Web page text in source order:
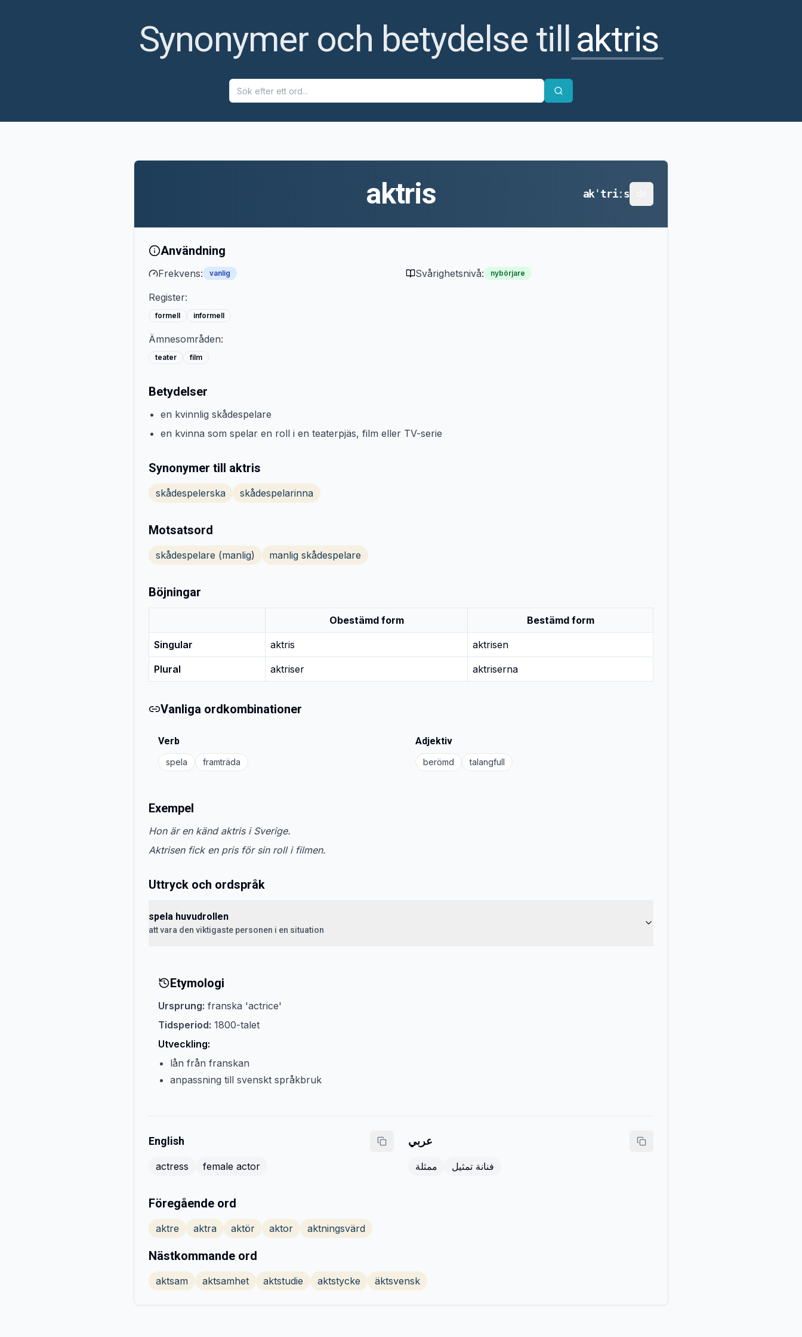
Synonymer och betydelse tillaktris
aktris akˈtriːs
Användning
Frekvens: vanlig Svårighetsnivå: nybörjare
Register:
formell informell
Ämnesområden:
teater film
Betydelser
en kvinnlig skådespelare
en kvinna som spelar en roll i en teaterpjäs, film eller TV-serie
Synonymer till aktris
skådespelerska skådespelarinna
Motsatsord
skådespelare (manlig) manlig skådespelare
Böjningar
Obestämd form Bestämd form
Singular aktris aktrisen
Plural aktriser aktriserna
Vanliga ordkombinationer
Verb
spela framträda
Adjektiv
berömd talangfull
Exempel
Hon är en känd aktris i Sverige.
Aktrisen fick en pris för sin roll i filmen.
Uttryck och ordspråk
spela huvudrollen
att vara den viktigaste personen i en situation
Etymologi
Ursprung: franska 'actrice'
Tidsperiod: 1800-talet
Utveckling:
lån från franskan
anpassning till svenskt språkbruk
English
actress female actor
عربي
ممثلة فنانة تمثيل
Föregående ord
aktre aktra aktör aktor aktningsvärd
Nästkommande ord
aktsam aktsamhet aktstudie aktstycke äktsvensk